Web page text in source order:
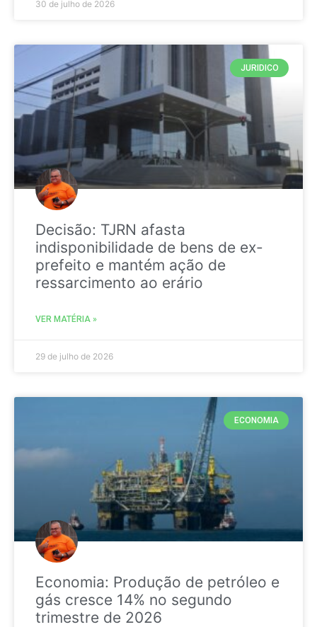
30 de julho de 2026
JURIDICO
Decisão: TJRN afasta
indisponibilidade de bens de ex-
prefeito e mantém ação de
ressarcimento ao erário
VER MATÉRIA »
29 de julho de 2026
ECONOMIA
Economia: Produção de petróleo e
gás cresce 14% no segundo
trimestre de 2026